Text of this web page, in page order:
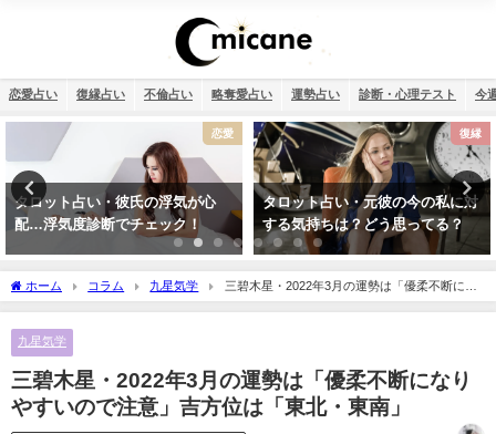
恋愛占い 復縁占い 不倫占い 略奪愛占い 運勢占い 診断・心理テスト 今
復縁
タロット占い・元彼の今の私に対
する気持ちは？どう思ってる？
運勢占い
2026年運勢ランキング！366日の
誕生日を占いました！
ホーム コラム 九星気学
三碧木星・2022年3月の運勢は「優柔不断にな
りやすいので注意」吉方位は「東北・東南」
九星気学
三碧木星・2022年3月の運勢は「優柔不断になり
やすいので注意」吉方位は「東北・東南」